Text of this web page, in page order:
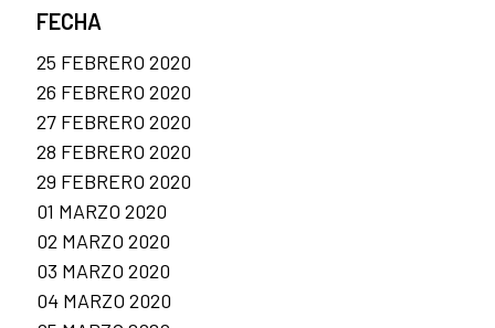
FECHA
25 FEBRERO 2020
26 FEBRERO 2020
27 FEBRERO 2020
28 FEBRERO 2020
29 FEBRERO 2020
01 MARZO 2020
02 MARZO 2020
03 MARZO 2020
04 MARZO 2020